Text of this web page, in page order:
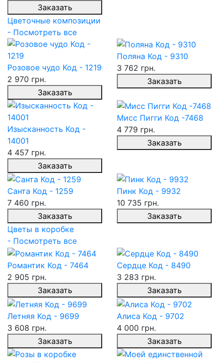
Заказать
Цветочные композиции
- Посмотреть все
Розовое чудо Код - 1219
2 970 грн.
Заказать
Поляна Код - 9310
3 762 грн.
Заказать
Изысканность Код -
14001
4 457 грн.
Заказать
Мисс Пигги Код -7468
4 779 грн.
Заказать
Санта Код - 1259
7 460 грн.
Заказать
Пинк Код - 9932
10 735 грн.
Заказать
Цветы в коробке
- Посмотреть все
Романтик Код - 7464
2 905 грн.
Заказать
Сердце Код - 8490
3 283 грн.
Заказать
Летняя Код - 9699
3 608 грн.
Заказать
Алиса Код - 9702
4 000 грн.
Заказать